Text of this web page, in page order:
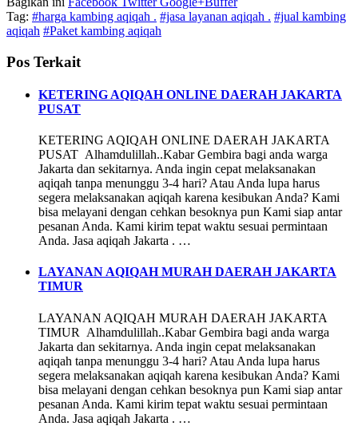
Tag: #harga kambing aqiqah . #jasa layanan aqiqah . #jual kambing
aqiqah #Paket kambing aqiqah
Pos Terkait
KETERING AQIQAH ONLINE DAERAH JAKARTA
PUSAT
KETERING AQIQAH ONLINE DAERAH JAKARTA
PUSAT Alhamdulillah..Kabar Gembira bagi anda warga
Jakarta dan sekitarnya. Anda ingin cepat melaksanakan
aqiqah tanpa menunggu 3-4 hari? Atau Anda lupa harus
segera melaksanakan aqiqah karena kesibukan Anda? Kami
bisa melayani dengan cehkan besoknya pun Kami siap antar
pesanan Anda. Kami kirim tepat waktu sesuai permintaan
Anda. Jasa aqiqah Jakarta . …
LAYANAN AQIQAH MURAH DAERAH JAKARTA
TIMUR
LAYANAN AQIQAH MURAH DAERAH JAKARTA
TIMUR Alhamdulillah..Kabar Gembira bagi anda warga
Jakarta dan sekitarnya. Anda ingin cepat melaksanakan
aqiqah tanpa menunggu 3-4 hari? Atau Anda lupa harus
segera melaksanakan aqiqah karena kesibukan Anda? Kami
bisa melayani dengan cehkan besoknya pun Kami siap antar
pesanan Anda. Kami kirim tepat waktu sesuai permintaan
Anda. Jasa aqiqah Jakarta . …